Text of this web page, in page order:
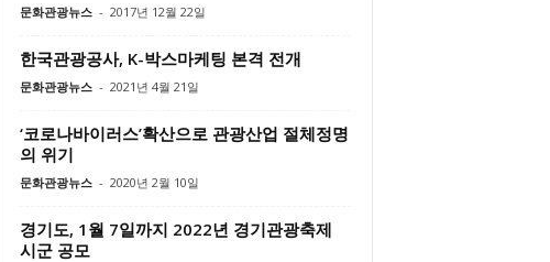
문화관광뉴스 - 2017년 12월 22일
한국관광공사, K-박스마케팅 본격 전개
문화관광뉴스 - 2021년 4월 21일
‘코로나바이러스’확산으로 관광산업 절체정명
의 위기
문화관광뉴스 - 2020년 2월 10일
경기도, 1월 7일까지 2022년 경기관광축제
시군 공모